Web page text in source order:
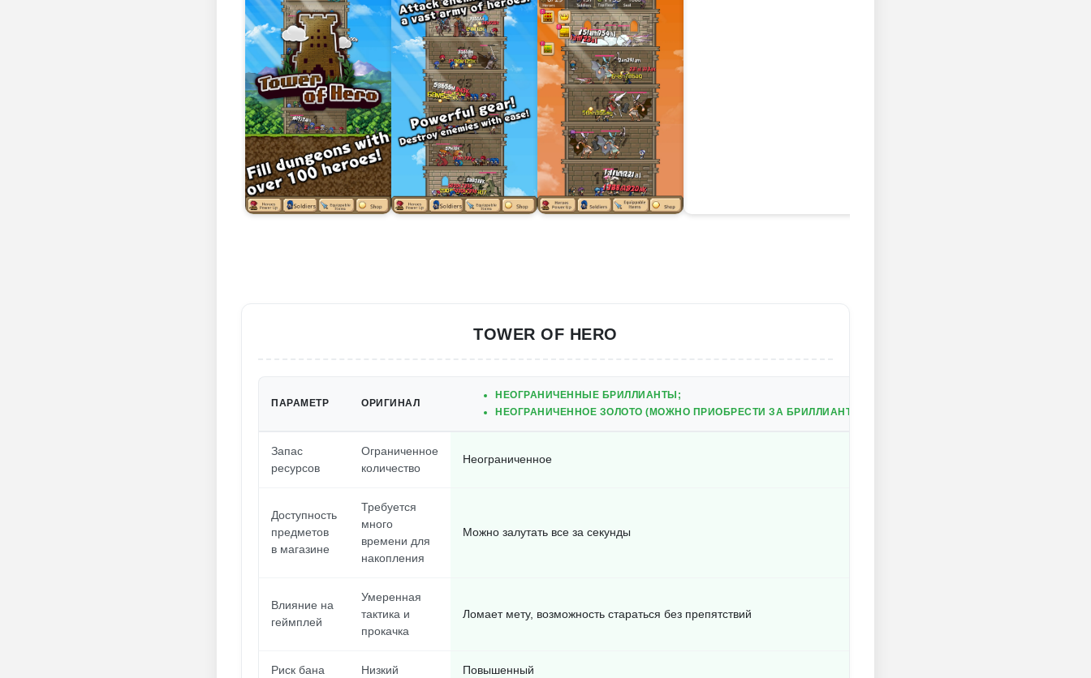
TOWER OF HERO
ПАРАМЕТР ОРИГИНАЛ
НЕОГРАНИЧЕННЫЕ БРИЛЛИАНТЫ;
НЕОГРАНИЧЕННОЕ ЗОЛОТО (МОЖНО ПРИОБРЕСТИ ЗА БРИЛЛИАНТЫ В МАГАЗИНЕ).
Запас
ресурсов
Ограниченное
количество
Неограниченное
Доступность
предметов
в магазине
Требуется
много
времени для
накопления
Можно залутать все за секунды
Влияние на
геймплей
Умеренная
тактика и
прокачка
Ломает мету, возможность стараться без препятствий
Риск бана Низкий Повышенный